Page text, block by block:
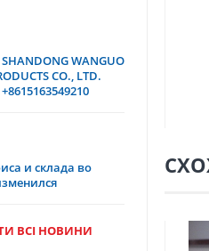
WANGUO
CO., LTD.
и склада во
ВСІ НОВИНИ